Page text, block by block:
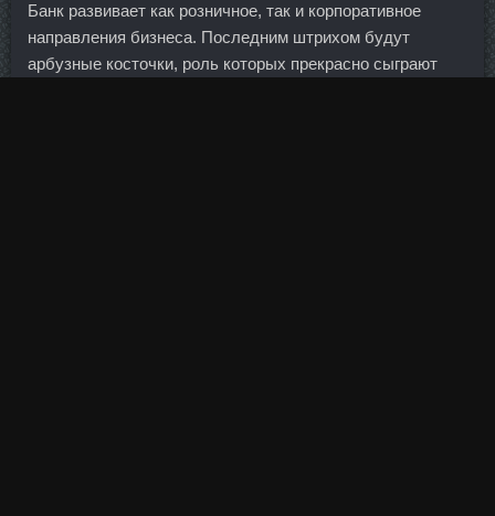
Банк развивает как розничное, так и корпоративное
направления бизнеса. Последним штрихом будут
арбузные косточки, роль которых прекрасно сыграют